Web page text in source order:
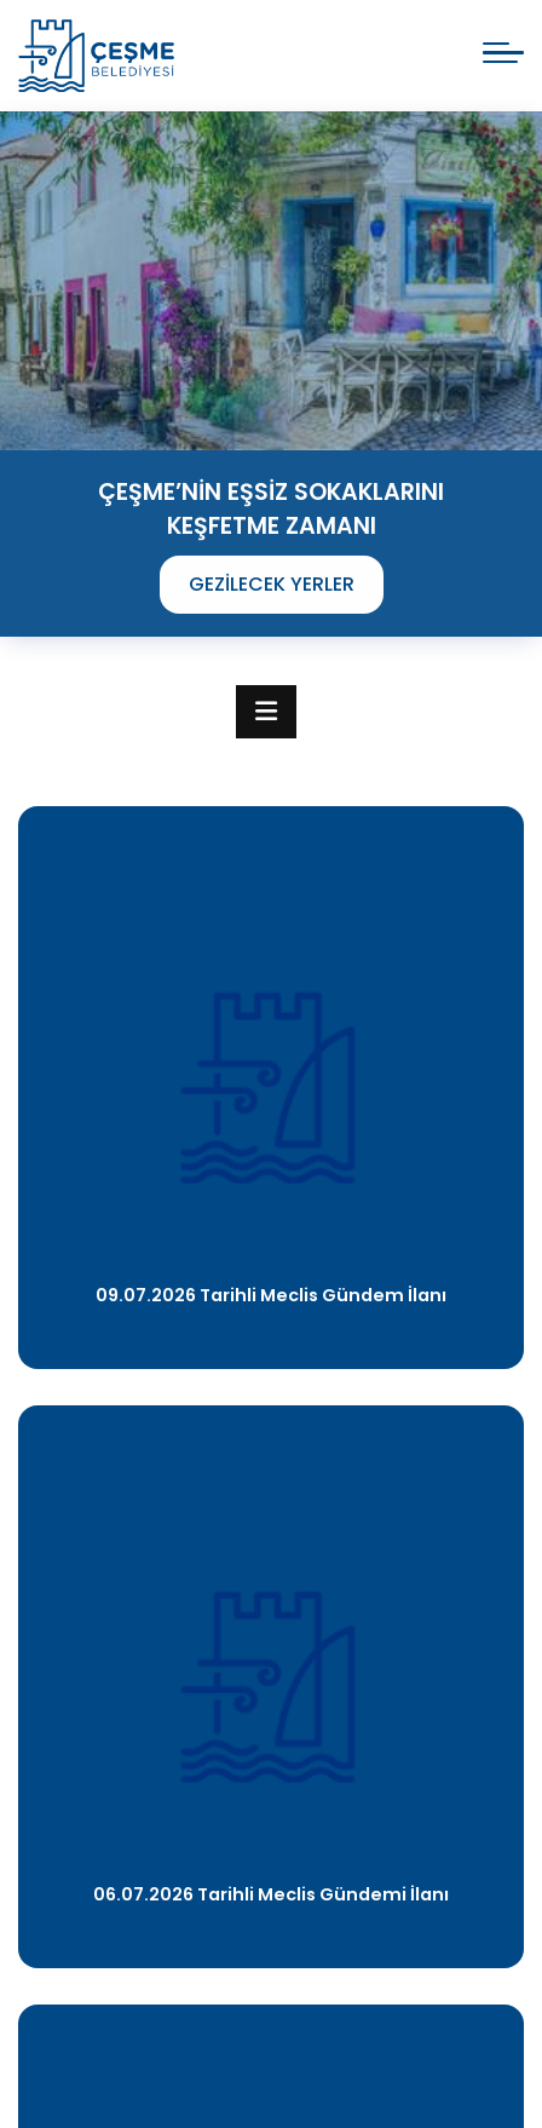
ÇEŞME’NİN EŞSİZ SOKAKLARINI
KEŞFETME ZAMANI
GEZILECEK YERLER
TIME TO DISCOVER
THE UNIQUE STREETS OF ÇEŞME
PLACES TO VISIT
09.07.2026 Tarihli Meclis Gündem İlanı
06.07.2026 Tarihli Meclis Gündemi İlanı